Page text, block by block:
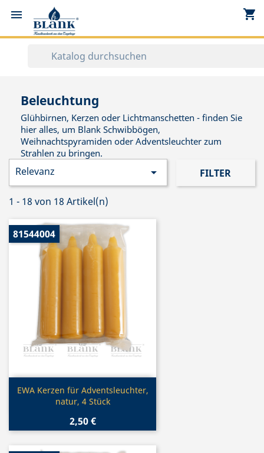
 shopping_cart
Beleuchtung
Glühbirnen, Kerzen oder Lichtmanschetten - finden Sie
hier alles, um Blank Schwibbögen,
Weihnachtspyramiden oder Adventsleuchter zum
Strahlen zu bringen.
Relevanz  FILTER
1 - 18 von 18 Artikel(n)
 Vorschau
EWA Kerzen für Adventsleuchter,
natur, 4 Stück
2,50 €
81544004